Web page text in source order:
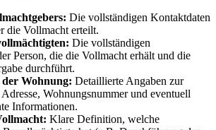
Die vollständigen Kontaktdaten
die Vollmacht erteilt.
Die vollständigen
Person, die die Vollmacht erhält und die
durchführt.
Wohnung: Detaillierte Angaben zur
Wohnungsnummer und eventuell
Informationen.
Klare Definition, welche